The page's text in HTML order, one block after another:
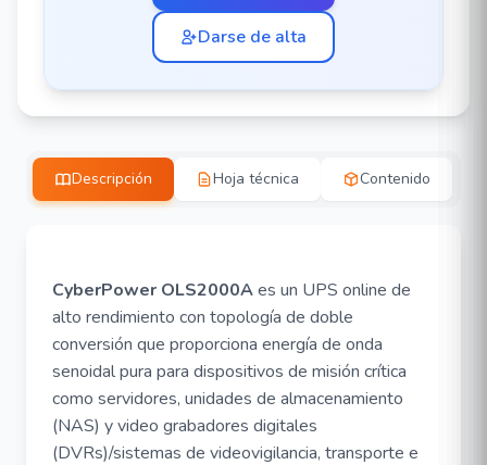
Darse de alta
Descripción Hoja técnica Contenido
CyberPower OLS2000Aes un UPS online de
alto rendimiento con topología de doble
conversión que proporciona energía de onda
senoidal pura para dispositivos de misión crítica
como servidores, unidades de almacenamiento
(NAS) y video grabadores digitales
(DVRs)/sistemas de videovigilancia, transporte e